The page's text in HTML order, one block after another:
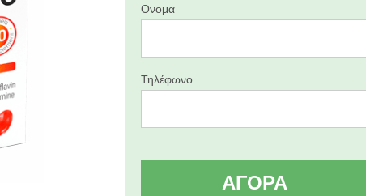
Ονομα
Τηλέφωνο
ΑΓΟΡΆ